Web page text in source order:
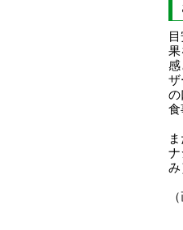
果
感
ザ
の
食
ナ
み